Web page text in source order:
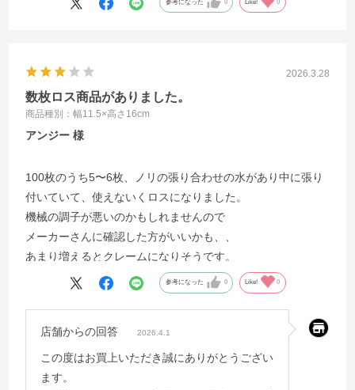
参考になった 0 Like! 0
2026.3.28
数枚ロス商品がありました。
商品種別：幅11.5×高さ16cm
アンジー
100枚のうち5〜6枚、ノリの張り合わせの水があり中に張り
付いていて、使えないくロスになりました。
機械の調子が悪いのかもしれませんので
メーカーさんに確認した方がいいかも、、
あまり増えるとクレームになりそうです。
参考になった 0 Like! 0
店舗からの回答 2026.4.1
この度はお買上いただき誠にありがとうござい
ます。